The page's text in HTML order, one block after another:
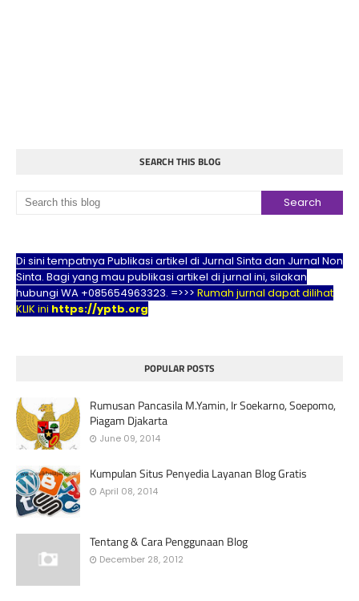
SEARCH THIS BLOG
Di sini tempatnya Publikasi artikel di Jurnal Sinta dan Jurnal Non
Sinta. Bagi yang mau publikasi artikel di jurnal ini, silakan
hubungi WA +085654963323. =>>> Rumah jurnal dapat dilihat
KLIK ini https://yptb.org
POPULAR POSTS
Rumusan Pancasila M.Yamin, Ir Soekarno, Soepomo,
Piagam Djakarta
June 09, 2014
Kumpulan Situs Penyedia Layanan Blog Gratis
April 08, 2014
Tentang & Cara Penggunaan Blog
December 28, 2012